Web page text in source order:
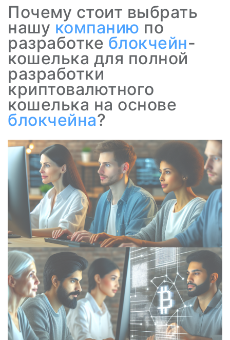
Почему стоит выбрать
нашу компанию по
разработке блокчейн-
кошелька для полной
разработки
криптовалютного
кошелька на основе
блокчейна?